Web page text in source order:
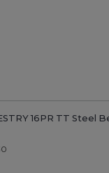
16PR TT Steel